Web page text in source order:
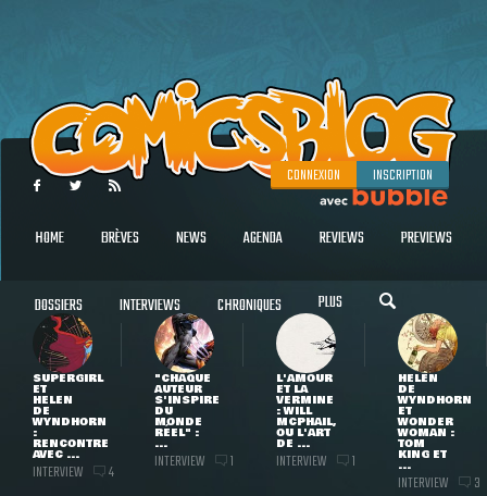
CONNEXION INSCRIPTION
HOME BRÈVES NEWS AGENDA REVIEWS PREVIEWS
DOSSIERS INTERVIEWS CHRONIQUES PLUS
SUPERGIRL
ET
HELEN
DE
WYNDHORN
:
RENCONTRE
AVEC ...
INTERVIEW 4
"CHAQUE
AUTEUR
S'INSPIRE
DU
MONDE
RÉEL" :
...
INTERVIEW 1
L'AMOUR
ET LA
VERMINE
: WILL
MCPHAIL,
OU L'ART
DE ...
INTERVIEW 1
HELEN
DE
WYNDHORN
ET
WONDER
WOMAN :
TOM
KING ET
...
INTERVIEW 3